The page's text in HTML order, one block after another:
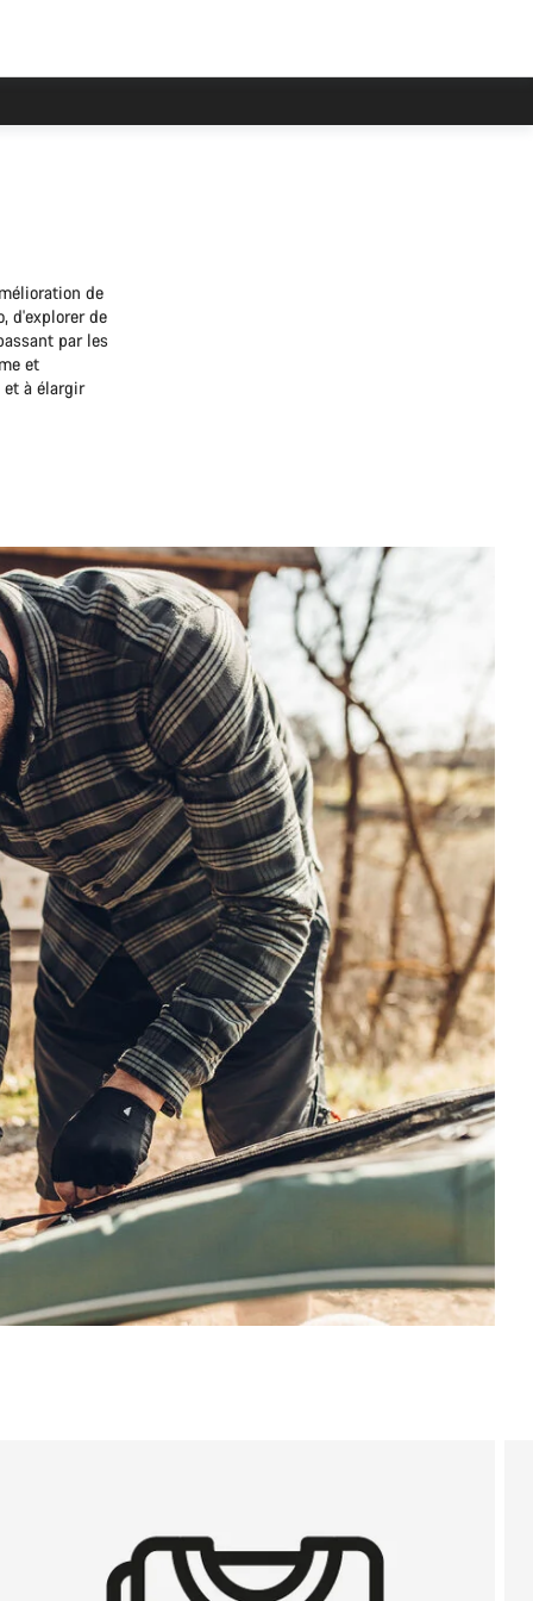
de
d'explorer de
par les
et
et à élargir